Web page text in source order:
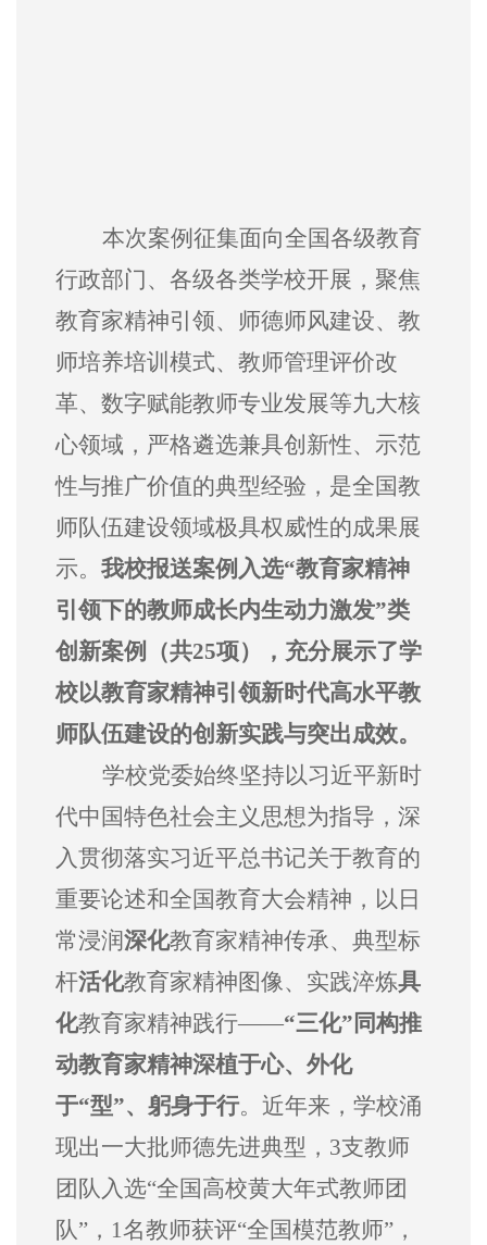
本次案例征集面向全国各级教育
行政部门、各级各类学校开展，聚焦
教育家精神引领、师德师风建设、教
师培养培训模式、教师管理评价改
革、数字赋能教师专业发展等九大核
心领域，严格遴选兼具创新性、示范
性与推广价值的典型经验，是全国教
师队伍建设领域极具权威性的成果展
示。 我校报送案例入选“教育家精神
引领下的教师成长内生动力激发”类
创新案例（共25项），充分展示了学
校以教育家精神引领新时代高水平教
师队伍建设的创新实践与突出成效。
学校党委始终坚持以习近平新时
代中国特色社会主义思想为指导，深
入贯彻落实习近平总书记关于教育的
重要论述和全国教育大会精神，以日
常浸润深化教育家精神传承、典型标
杆活化教育家精神图像、实践淬炼具
化教育家精神践行——“三化”同构推
动教育家精神深植于心、外化
于“型”、躬身于行。近年来，学校涌
现出一大批师德先进典型， 3支教师
团队入选“全国高校黄大年式教师团
队”，1名教师获评“全国模范教师”，